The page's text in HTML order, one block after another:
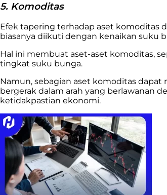
5. Komoditas
Efek tapering terhadap aset komoditas
biasanya diikuti dengan kenaikan suku
Hal ini membuat aset-aset komoditas,
tingkat suku bunga.
Namun, sebagian aset komoditas dapat
bergerak dalam arah yang berlawanan
ketidakpastian ekonomi.